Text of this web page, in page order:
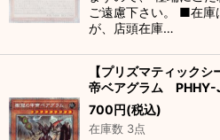
ご遠慮下さい。 ■在庫
が、店頭在庫…
【プリズマティック
帝ベアグラム PHHY-
700円(税込)
在庫数 3点